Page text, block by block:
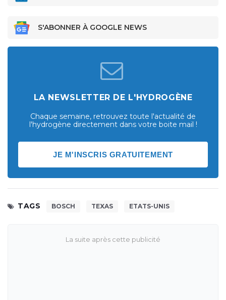
S'ABONNER À GOOGLE NEWS
LA NEWSLETTER DE L'HYDROGÈNE
Chaque semaine, retrouvez toute l'actualité de
l'hydrogène directement dans votre boite mail !
JE M'INSCRIS GRATUITEMENT
TAGS BOSCH TEXAS ETATS-UNIS